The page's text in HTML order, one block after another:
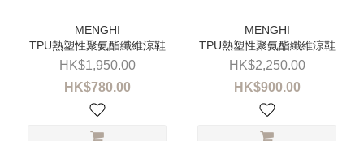
TPU熱塑性聚氨酯纖維涼鞋
HK$780.00
HK$1,950.00
TPU熱塑性聚氨酯纖維涼鞋
HK$900.00
HK$2,250.00